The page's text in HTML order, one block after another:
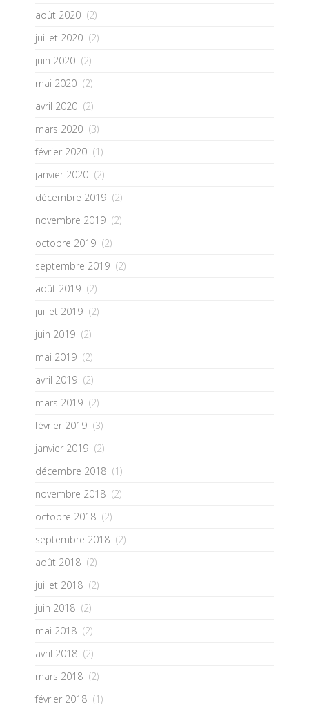
août 2020 (2)
juillet 2020 (2)
juin 2020 (2)
mai 2020 (2)
avril 2020 (2)
mars 2020 (3)
février 2020 (1)
janvier 2020 (2)
décembre 2019 (2)
novembre 2019 (2)
octobre 2019 (2)
septembre 2019 (2)
août 2019 (2)
juillet 2019 (2)
juin 2019 (2)
mai 2019 (2)
avril 2019 (2)
mars 2019 (2)
février 2019 (3)
janvier 2019 (2)
décembre 2018 (1)
novembre 2018 (2)
octobre 2018 (2)
septembre 2018 (2)
août 2018 (2)
juillet 2018 (2)
juin 2018 (2)
mai 2018 (2)
avril 2018 (2)
mars 2018 (2)
février 2018 (1)